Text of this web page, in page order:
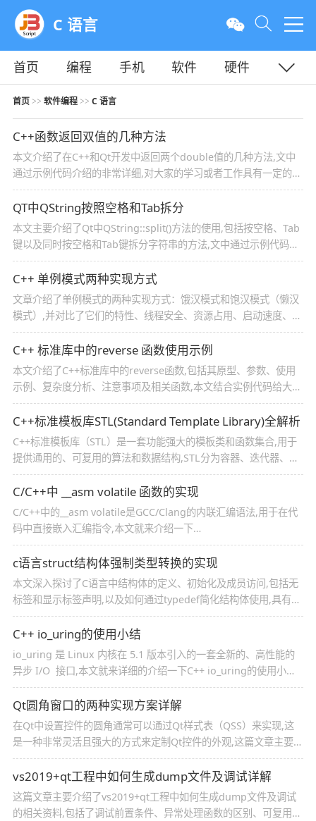
C 语言
首页 编程 手机 软件
硬件
教程
平面 服务器
首页>> 软件编程>> C 语言
C++函数返回双值的几种方法
本文介绍了在C++和Qt开发中返回两个double值的几种方法,文中
通过示例代码介绍的非常详细,对大家的学习或者工作具有一定的参
考学习价值,需要的朋友们下面随着小编来一起学习学习吧
QT中QString按照空格和Tab拆分
本文主要介绍了Qt中QString::split()方法的使用,包括按空格、Tab
键以及同时按空格和Tab键拆分字符串的方法,文中通过示例代码介
绍的非常详细,对大家的学习或者工作具有一定的参考学习价值,需
要的朋友们下面随着小编来一起学习学习吧
C++ 单例模式两种实现方式
文章介绍了单例模式的两种实现方式：饿汉模式和饱汉模式（懒汉
模式）,并对比了它们的特性、线程安全、资源占用、启动速度、实
现复杂度和性能开销,文章还提供了代码示例和适用场景建议,感兴
趣的朋友跟随小编一起看看吧
C++ 标准库中的reverse 函数使用示例
本文介绍了C++标准库中的reverse函数,包括其原型、参数、使用
示例、复杂度分析、注意事项及相关函数,本文结合实例代码给大家
介绍的非常详细,感兴趣的朋友跟随小编一起看看吧
C++标准模板库STL(Standard Template Library)全解析
C++标准模板库（STL）是一套功能强大的模板类和函数集合,用于
提供通用的、可复用的算法和数据结构,STL分为容器、迭代器、算
法、函数对象、适配器和分配器等组件,广泛应用于C++编程中,本文
介绍C++标准模板库STL(Standard Template Library)详解,感兴趣
的朋友一起看看吧
C/C++中 __asm volatile 函数的实现
C/C++中的__asm volatile是GCC/Clang的内联汇编语法,用于在代
码中直接嵌入汇编指令,本文就来介绍一下
C/C++中 __asm volatile 函数的实现,感兴趣的可以了解一下
c语言struct结构体强制类型转换的实现
本文深入探讨了C语言中结构体的定义、初始化及成员访问,包括无
标签和显示标签声明,以及如何通过typedef简化结构体使用,具有一
定的参考价值,感兴趣的可以了解一下
C++ io_uring的使用小结
io_uring 是 Linux 内核在 5.1 版本引入的一套全新的、高性能的
异步 I/O 接口,本文就来详细的介绍一下C++ io_uring的使用小结,
感兴趣的可以了解一下
Qt圆角窗口的两种实现方案详解
在Qt中设置控件的圆角通常可以通过Qt样式表（QSS）来实现,这
是一种非常灵活且强大的方式来定制Qt控件的外观,这篇文章主要介
绍了Qt圆角窗口的两种实现方案,需要的朋友可以参考下
vs2019+qt工程中如何生成dump文件及调试详解
这篇文章主要介绍了vs2019+qt工程中如何生成dump文件及调试
的相关资料,包括了调试前置条件、异常处理函数的区别、可复用代